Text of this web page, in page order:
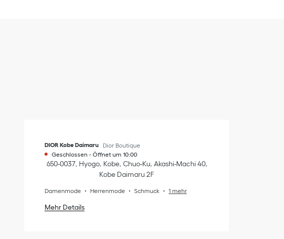
DIOR Kobe Daimaru
Dior Boutique
Geschlossen - Öffnet um 10:00
650-0037 Hyogo Kobe Chuo-Ku Akashi-Machi 40,
Kobe Daimaru 2F
Damenmode Herrenmode Schmuck 1 mehr
Mehr Details